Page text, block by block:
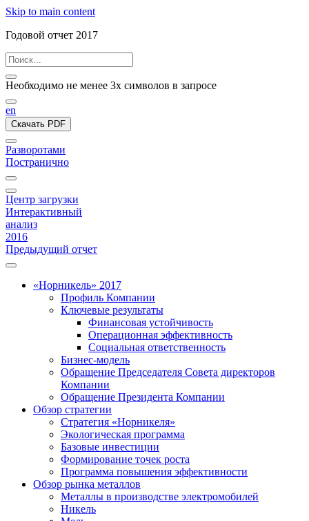
Skip to main content
Годовой отчет 2017
Необходимо не менее 3х символов в запросе
en
Скачать PDF
Разворотами
Постранично
Центр загрузки
Интерактивный
анализ
2016
Предыдущий отчет
«Норникель» 2017
Профиль Компании
Ключевые результаты
Финансовая устойчивость
Операционная эффективность
Социальная ответственность
Бизнес-модель
Обращение Председателя Совета директоров
Компании
Обращение Президента Компании
Обзор стратегии
Стратегия «Норникеля»
Экологическая программа
Базовые инвестиции
Формирование точек роста
Программа повышения эффективности
Обзор рынка металлов
Металлы в производстве электромобилей
Никель